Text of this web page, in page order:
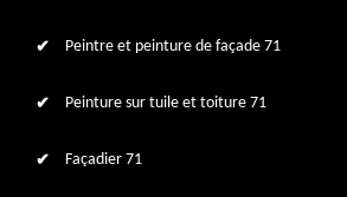
Peintre et peinture de façade 71
Peinture sur tuile et toiture 71
Façadier 71